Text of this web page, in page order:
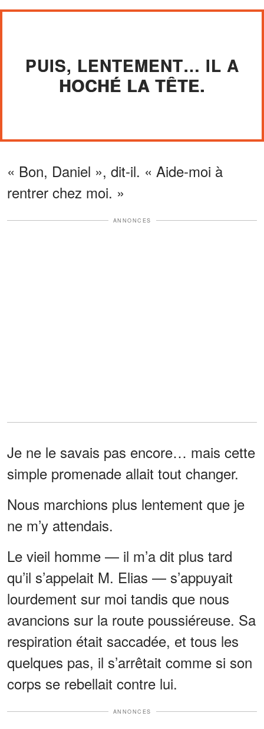
PUIS, LENTEMENT… IL A
HOCHÉ LA TÊTE.
« Bon, Daniel », dit-il. « Aide-moi à
rentrer chez moi. »
ANNONCES
Je ne le savais pas encore… mais cette
simple promenade allait tout changer.
Nous marchions plus lentement que je
ne m’y attendais.
Le vieil homme — il m’a dit plus tard
qu’il s’appelait M. Elias — s’appuyait
lourdement sur moi tandis que nous
avancions sur la route poussiéreuse. Sa
respiration était saccadée, et tous les
quelques pas, il s’arrêtait comme si son
corps se rebellait contre lui.
ANNONCES